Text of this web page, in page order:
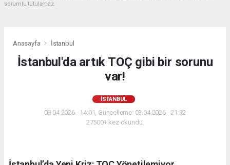
sorumlu tutulamaz.
Anasayfa İstanbul
İstanbul'da artık TOÇ gibi bir sorunu
var!
İSTANBUL
03.04.2026 - 14:01, Güncelleme: 03.04.2026 - 21:32
27500+ kez okundu.